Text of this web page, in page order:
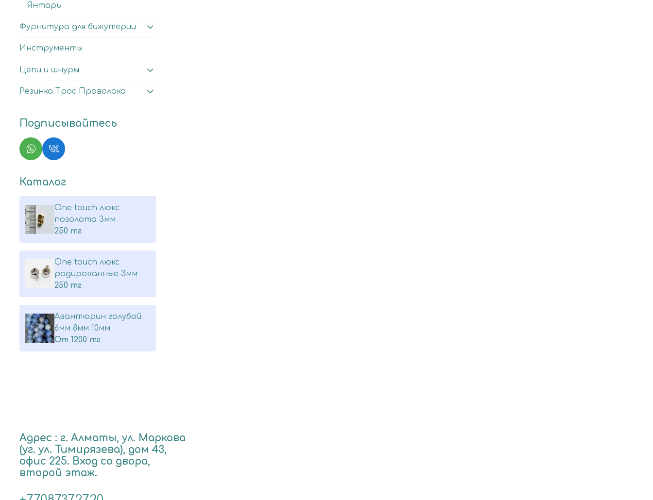
Янтарь
Фурнитура для бижутерии
Инструменты
Цепи и шнуры
Резинка Трос Проволока
Подписывайтесь
Каталог
One touch люкс
позолота 3мм
250 тг
One touch люкс
родированные 3мм
250 тг
Авантюрин голубой
6мм 8мм 10мм
От 1200 тг
Адрес : г. Алматы, ул. Маркова
(уг. ул. Тимирязева), дом 43,
офис 225. Вход со двора,
второй этаж.